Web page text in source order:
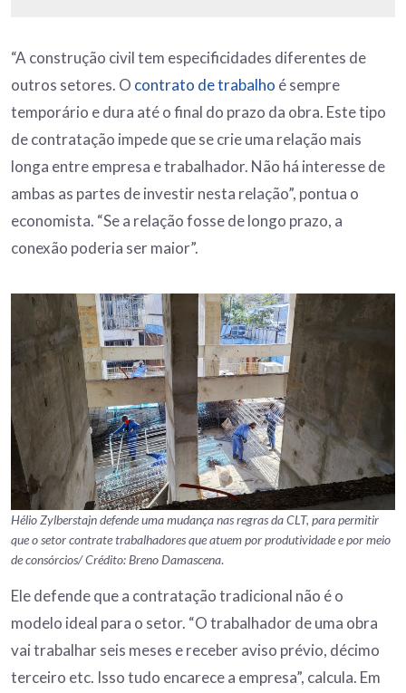
“A construção civil tem especificidades diferentes de
outros setores. O contrato de trabalho é sempre
temporário e dura até o final do prazo da obra. Este tipo
de contratação impede que se crie uma relação mais
longa entre empresa e trabalhador. Não há interesse de
ambas as partes de investir nesta relação”, pontua o
economista. “Se a relação fosse de longo prazo, a
conexão poderia ser maior”.
Hélio Zylberstajn defende uma mudança nas regras da CLT, para permitir
que o setor contrate trabalhadores que atuem por produtividade e por meio
de consórcios/ Crédito: Breno Damascena.
Ele defende que a contratação tradicional não é o
modelo ideal para o setor. “O trabalhador de uma obra
vai trabalhar seis meses e receber aviso prévio, décimo
terceiro etc. Isso tudo encarece a empresa”, calcula. Em